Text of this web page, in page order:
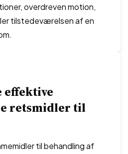
overdreven motion,
tilstedeværelsen af en
effektive
retsmidler til
til behandling af